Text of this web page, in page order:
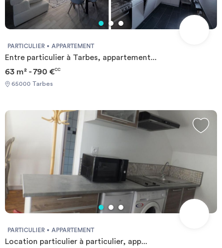
PARTICULIER APPARTEMENT
Entre particulier à Tarbes, appartement...
63 m² - 790 €CC
65000 Tarbes
PARTICULIER APPARTEMENT
Location particulier à particulier, app...